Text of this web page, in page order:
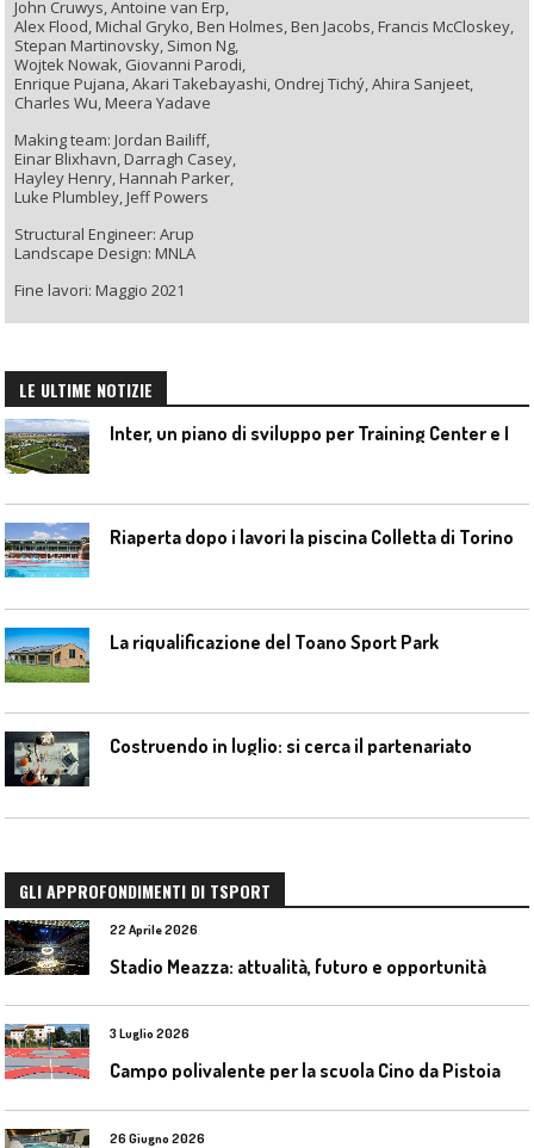
John Cruwys, Antoine van Erp,
Alex Flood, Michal Gryko, Ben Holmes, Ben Jacobs, Francis McCloskey,
Stepan Martinovsky, Simon Ng,
Wojtek Nowak, Giovanni Parodi,
Enrique Pujana, Akari Takebayashi, Ondrej Tichý, Ahira Sanjeet,
Charles Wu, Meera Yadave
Making team: Jordan Bailiff,
Einar Blixhavn, Darragh Casey,
Hayley Henry, Hannah Parker,
Luke Plumbley, Jeff Powers
Structural Engineer: Arup
Landscape Design: MNLA
Fine lavori: Maggio 2021
LE ULTIME NOTIZIE
Riaperta dopo i lavori la piscina Colletta di Torino
La riqualificazione del Toano Sport Park
Costruendo in luglio: si cerca il partenariato
GLI APPROFONDIMENTI DI TSPORT
22 Aprile 2026
Stadio Meazza: attualità, futuro e opportunità
3 Luglio 2026
Campo polivalente per la scuola Cino da Pistoia
26 Giugno 2026